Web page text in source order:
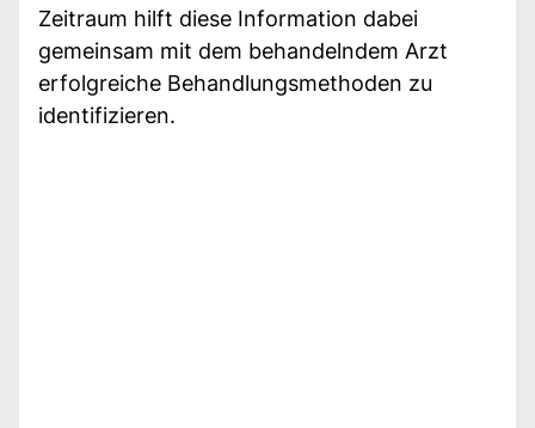
Zeitraum hilft diese Information dabei
gemeinsam mit dem behandelndem Arzt
erfolgreiche Behandlungsmethoden zu
identifizieren.